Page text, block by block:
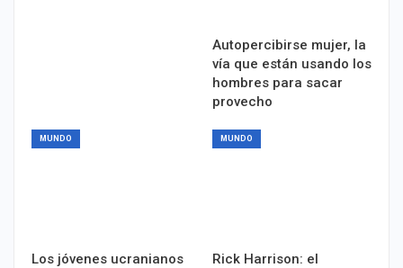
Autopercibirse mujer, la
vía que están usando los
hombres para sacar
provecho
MUNDO
Los jóvenes ucranianos
MUNDO
Rick Harrison: el